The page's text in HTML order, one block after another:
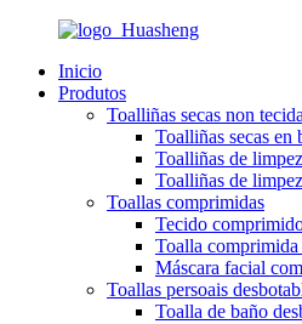
Inicio
Produtos
Toalliñas secas non
Toalliñas secas en
Toalliñas de
Toalliñas de
Toallas comprimidas
Tecido
Toalla
Máscara facial
Toallas persoais
Toalla de baño